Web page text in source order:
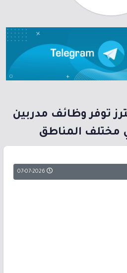
توفر وظائف مدربين
مختلف المناطق
07-07-2026